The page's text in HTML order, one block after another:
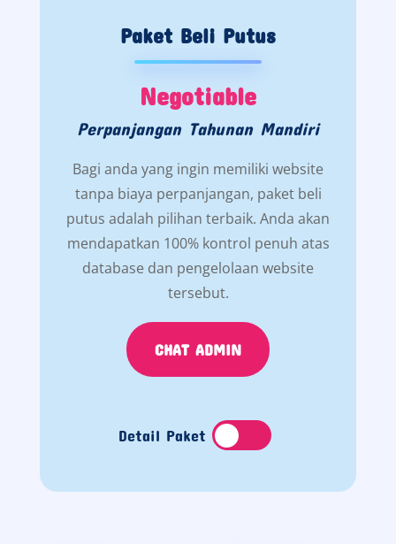
Paket Beli Putus
Negotiable
Perpanjangan Tahunan Mandiri
Bagi anda yang ingin memiliki website
tanpa biaya perpanjangan, paket beli
putus adalah pilihan terbaik. Anda akan
mendapatkan 100% kontrol penuh atas
database dan pengelolaan website
tersebut.
CHAT ADMIN
Detail Paket